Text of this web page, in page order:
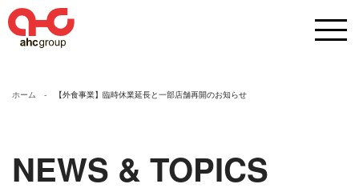
ホーム 【外食事業】臨時休業延長と一部店舗再開のお知らせ
NEWS & TOPICS